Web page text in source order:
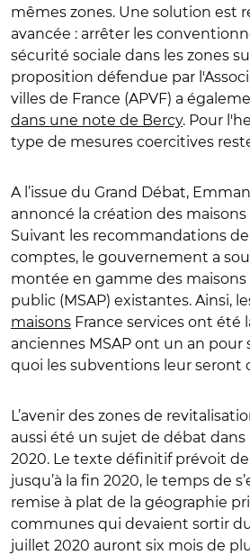
mêmes zones. Une solution est
avancée : arrêter les
sécurité sociale dans les zones
proposition défendue par
villes de France (APVF) a
dans une note de Bercy. Pour
type de mesures coercitives
A l’issue du Grand Débat,
annoncé la création des maisons
Suivant les recommandations
comptes, le gouvernement a
montée en gamme des maisons
public (MSAP) existantes. Ainsi,
maisons France services ont été
anciennes MSAP ont un an pour
quoi les subventions leur seront
L’avenir des zones de
aussi été un sujet de débat
2020. Le texte définitif prévoit
jusqu’à la fin 2020, le temps de
remise à plat de la géographie
communes qui devaient sortir
juillet 2020 auront six mois de